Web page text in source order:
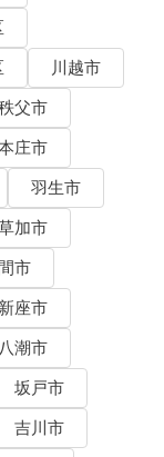
川越市
父市
庄市
羽生市
加市
市
新座市
八潮市
坂戸市
吉川市